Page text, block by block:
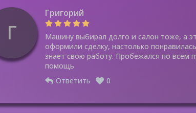
Г
Григорий
Машину выбирал долго и салон тоже, а
оформили сделку, настолько
знает свою работу. Пробежался по всем
помощь
Ответить
0